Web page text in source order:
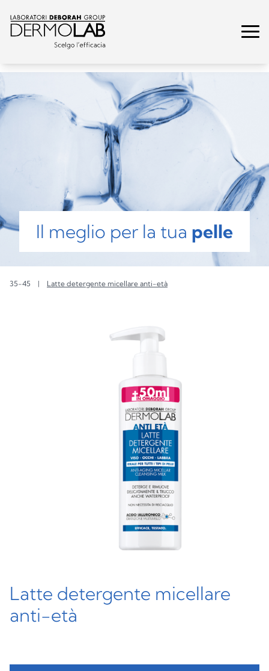
Il meglio per la tua pelle
35-45 | Latte detergente micellare anti-età
Latte detergente micellare
anti-età